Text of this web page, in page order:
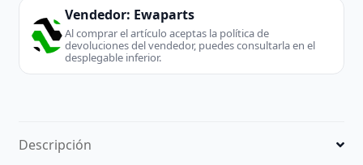
Vendedor: Ewaparts
Al comprar el artículo aceptas la política de
devoluciones del vendedor, puedes consultarla en el
desplegable inferior.
Descripción